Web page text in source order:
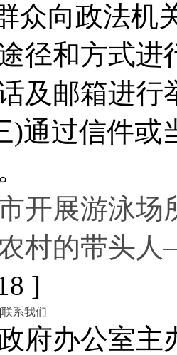
众向政法机
径和方式
及邮箱进行
)通过信件或
开展游泳场
村的带头
]
|联系我们
府办公室